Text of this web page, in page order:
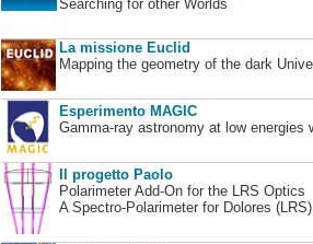
Searching for other Worlds
La missione Euclid
Mapping the geometry of the dark
Esperimento MAGIC
Gamma-ray astronomy at low energies
Il progetto Paolo
Polarimeter Add-On for the LRS Optics
A Spectro-Polarimeter for Dolores